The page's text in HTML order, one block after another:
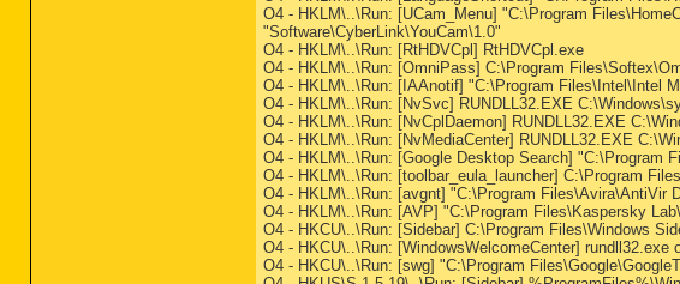
O4 - HKLM\..\Run: [UCam_Menu] "C:\Program
"Software\CyberLink\YouCam\1.0"
O4 - HKLM\..\Run: [RtHDVCpl] RtHDVCpl.exe
O4 - HKLM\..\Run: [OmniPass] C:\Program
O4 - HKLM\..\Run: [IAAnotif] "C:\Program Files\Intel\Intel
O4 - HKLM\..\Run: [NvSvc] RUNDLL32.EXE
O4 - HKLM\..\Run: [NvCplDaemon] RUNDLL32.EXE
O4 - HKLM\..\Run: [NvMediaCenter] RUNDLL32.EXE
O4 - HKLM\..\Run: [Google Desktop Search] "C:\Program
O4 - HKLM\..\Run: [toolbar_eula_launcher] C:\Program
O4 - HKLM\..\Run: [avgnt] "C:\Program Files\Avira\AntiVir
O4 - HKLM\..\Run: [AVP] "C:\Program Files\Kaspersky
O4 - HKCU\..\Run: [Sidebar] C:\Program Files\Windows
O4 - HKCU\..\Run: [WindowsWelcomeCenter] rundll32.exe
O4 - HKCU\..\Run: [swg] "C:\Program